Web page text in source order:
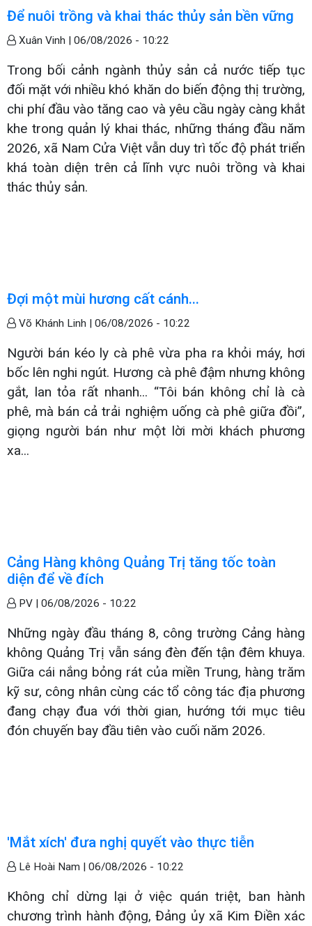
Để nuôi trồng và khai thác thủy sản bền vững
Xuân Vinh | 06/08/2026 - 10:22
Trong bối cảnh ngành thủy sản cả nước tiếp tục
đối mặt với nhiều khó khăn do biến động thị trường,
chi phí đầu vào tăng cao và yêu cầu ngày càng khắt
khe trong quản lý khai thác, những tháng đầu năm
2026, xã Nam Cửa Việt vẫn duy trì tốc độ phát triển
khá toàn diện trên cả lĩnh vực nuôi trồng và khai
thác thủy sản.
Đợi một mùi hương cất cánh...
Võ Khánh Linh | 06/08/2026 - 10:22
Người bán kéo ly cà phê vừa pha ra khỏi máy, hơi
bốc lên nghi ngút. Hương cà phê đậm nhưng không
gắt, lan tỏa rất nhanh... “Tôi bán không chỉ là cà
phê, mà bán cả trải nghiệm uống cà phê giữa đồi”,
giọng người bán như một lời mời khách phương
xa...
Cảng Hàng không Quảng Trị tăng tốc toàn
diện để về đích
PV | 06/08/2026 - 10:22
Những ngày đầu tháng 8, công trường Cảng hàng
không Quảng Trị vẫn sáng đèn đến tận đêm khuya.
Giữa cái nắng bỏng rát của miền Trung, hàng trăm
kỹ sư, công nhân cùng các tổ công tác địa phương
đang chạy đua với thời gian, hướng tới mục tiêu
đón chuyến bay đầu tiên vào cuối năm 2026.
'Mắt xích' đưa nghị quyết vào thực tiễn
Lê Hoài Nam | 06/08/2026 - 10:22
Không chỉ dừng lại ở việc quán triệt, ban hành
chương trình hành động, Đảng ủy xã Kim Điền xác